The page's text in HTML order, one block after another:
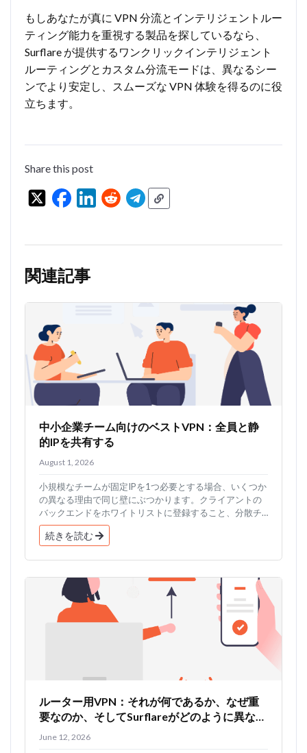
もしあなたが真に VPN 分流とインテリジェントルー
ティング能力を重視する製品を探しているなら、
Surflare が提供するワンクリックインテリジェント
ルーティングとカスタム分流モードは、異なるシー
ンでより安定し、スムーズな VPN 体験を得るのに役
立ちます。
Share this post
関連記事
中小企業チーム向けのベストVPN：全員と静
的IPを共有する
August 1, 2026
小規模なチームが固定IPを1つ必要とする場合、いくつか
の異なる理由で同じ壁にぶつかります。クライアントの
バックエンドをホワイトリストに登録すること、分散チ
ームが...
続きを読む
ルーター用VPN：それが何であるか、なぜ重
要なのか、そしてSurflareがどのように異なる
のか
June 12, 2026